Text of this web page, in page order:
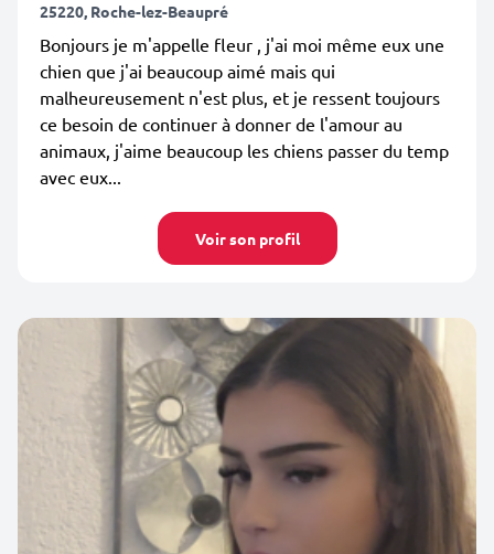
25220, Roche-lez-Beaupré
Bonjours je m'appelle fleur , j'ai moi même eux une
chien que j'ai beaucoup aimé mais qui
malheureusement n'est plus, et je ressent toujours
ce besoin de continuer à donner de l'amour au
animaux, j'aime beaucoup les chiens passer du temp
avec eux...
Voir son profil